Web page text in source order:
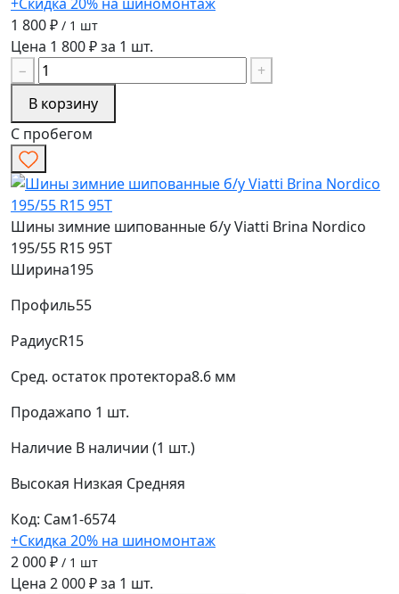
1 800 ₽ / 1 шт
Цена 1 800 ₽ за 1 шт.
−
+
В корзину
С пробегом
Шины зимние шипованные б/у Viatti Brina Nordico
195/55 R15 95T
Ширина195
Профиль55
РадиусR15
Сред. остаток протектора8.6 мм
Продажапо 1 шт.
Наличие В наличии (1 шт.)
Высокая Низкая Средняя
Код: Сам1-6574
+Скидка 20% на шиномонтаж
2 000 ₽ / 1 шт
Цена 2 000 ₽ за 1 шт.